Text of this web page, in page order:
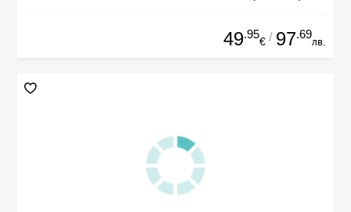
49.95
€ / 97.69
лв.